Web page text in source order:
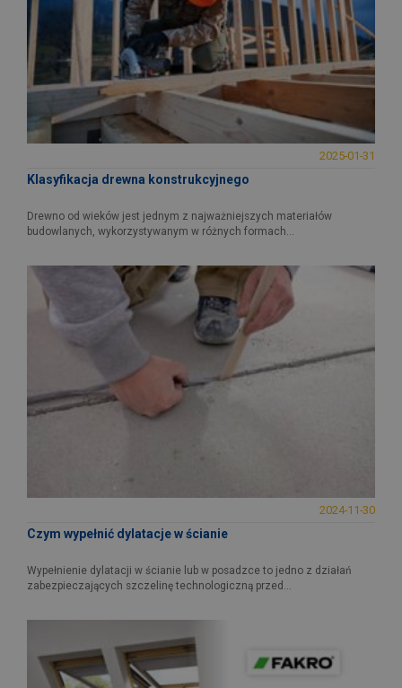
2025-01-31
Klasyfikacja drewna konstrukcyjnego
Drewno od wieków jest jednym z najważniejszych materiałów
budowlanych, wykorzystywanym w różnych formach...
2024-11-30
Czym wypełnić dylatacje w ścianie
Wypełnienie dylatacji w ścianie lub w posadzce to jedno z działań
zabezpieczających szczelinę technologiczną przed...